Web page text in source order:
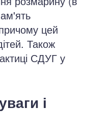
цей
Також
СДУГ у
і